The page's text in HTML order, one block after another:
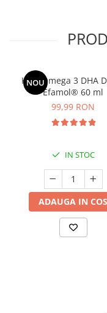
NOU
Kids Omega 3 DHA
Efamol® 60 ml
99,99 RON
IN STOC
ADAUGA IN COS